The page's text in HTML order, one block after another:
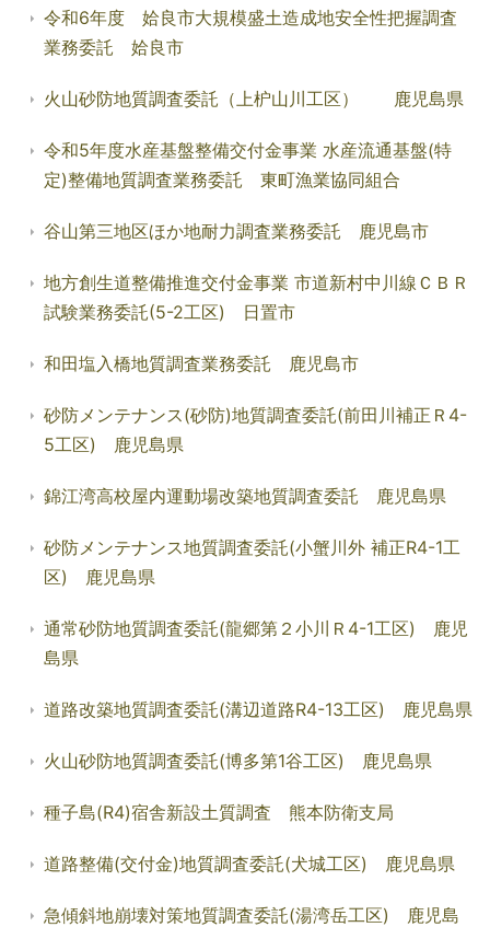
令和6年度 姶良市大規模盛土造成地安全性把握調査
業務委託 姶良市
火山砂防地質調査委託（上枦山川工区） 鹿児島県
令和5年度水産基盤整備交付金事業 水産流通基盤(特
定)整備地質調査業務委託 東町漁業協同組合
谷山第三地区ほか地耐力調査業務委託 鹿児島市
地方創生道整備推進交付金事業 市道新村中川線ＣＢＲ
試験業務委託(5-2工区) 日置市
和田塩入橋地質調査業務委託 鹿児島市
砂防メンテナンス(砂防)地質調査委託(前田川補正Ｒ4-
5工区) 鹿児島県
錦江湾高校屋内運動場改築地質調査委託 鹿児島県
砂防メンテナンス地質調査委託(小蟹川外 補正R4-1工
区) 鹿児島県
通常砂防地質調査委託(龍郷第２小川Ｒ4-1工区) 鹿児
島県
道路改築地質調査委託(溝辺道路R4-13工区) 鹿児島県
火山砂防地質調査委託(博多第1谷工区) 鹿児島県
種子島(R4)宿舎新設土質調査 熊本防衛支局
道路整備(交付金)地質調査委託(犬城工区) 鹿児島県
急傾斜地崩壊対策地質調査委託(湯湾岳工区) 鹿児島